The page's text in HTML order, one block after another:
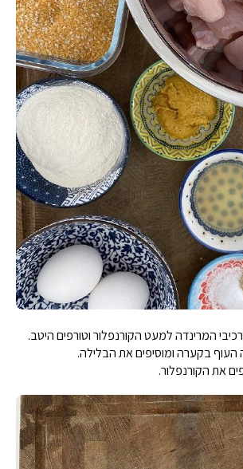
המרינדה למעט הקורנפלור וטורפים היטב.
העוף בקערה ומוסיפים את הבלילה.
את הקורנפלור.